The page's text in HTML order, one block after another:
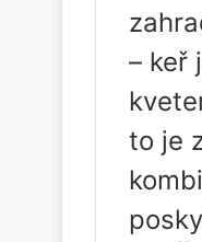
– keř
to je